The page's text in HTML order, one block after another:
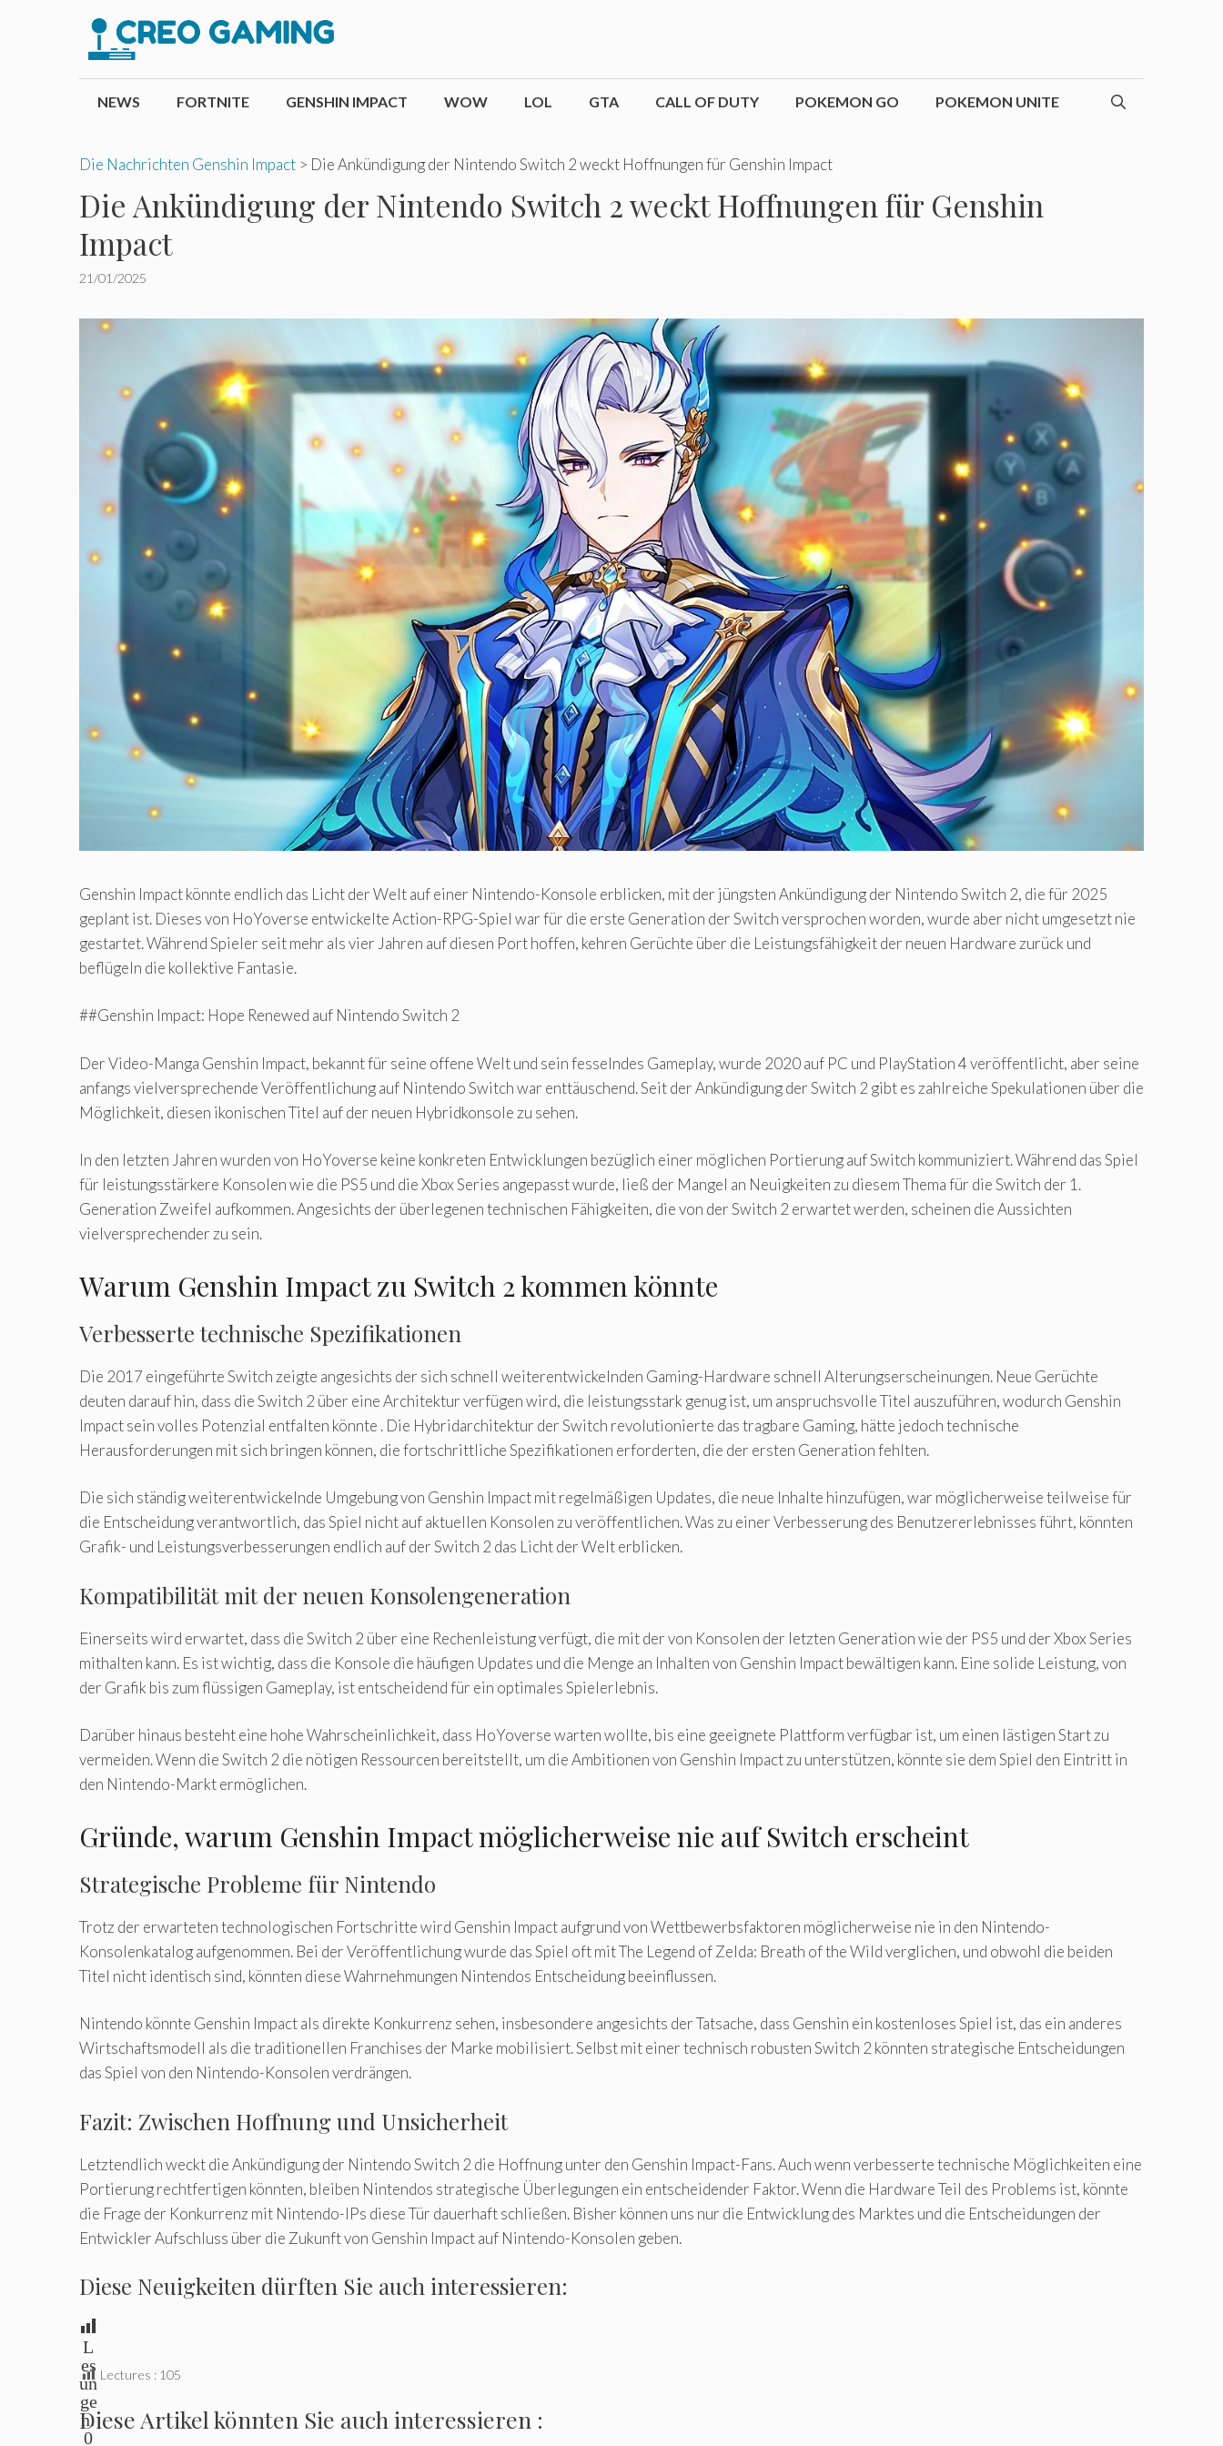
NEWS FORTNITE GENSHIN IMPACT WOW LOL GTA CALL OF DUTY POKEMON GO POKEMON UNITE
Die Nachrichten Genshin Impact > Die Ankündigung der Nintendo Switch 2 weckt Hoffnungen für Genshin Impact
Die Ankündigung der Nintendo Switch 2 weckt Hoffnungen für Genshin
Impact
21/01/2025
Genshin Impact könnte endlich das Licht der Welt auf einer Nintendo-Konsole erblicken, mit der jüngsten Ankündigung der Nintendo Switch 2, die für 2025
geplant ist. Dieses von HoYoverse entwickelte Action-RPG-Spiel war für die erste Generation der Switch versprochen worden, wurde aber nicht umgesetzt nie
gestartet. Während Spieler seit mehr als vier Jahren auf diesen Port hoffen, kehren Gerüchte über die Leistungsfähigkeit der neuen Hardware zurück und
beflügeln die kollektive Fantasie.
##Genshin Impact: Hope Renewed auf Nintendo Switch 2
Der Video-Manga Genshin Impact, bekannt für seine offene Welt und sein fesselndes Gameplay, wurde 2020 auf PC und PlayStation 4 veröffentlicht, aber seine
anfangs vielversprechende Veröffentlichung auf Nintendo Switch war enttäuschend. Seit der Ankündigung der Switch 2 gibt es zahlreiche Spekulationen über die
Möglichkeit, diesen ikonischen Titel auf der neuen Hybridkonsole zu sehen.
In den letzten Jahren wurden von HoYoverse keine konkreten Entwicklungen bezüglich einer möglichen Portierung auf Switch kommuniziert. Während das Spiel
für leistungsstärkere Konsolen wie die PS5 und die Xbox Series angepasst wurde, ließ der Mangel an Neuigkeiten zu diesem Thema für die Switch der 1.
Generation Zweifel aufkommen. Angesichts der überlegenen technischen Fähigkeiten, die von der Switch 2 erwartet werden, scheinen die Aussichten
vielversprechender zu sein.
Warum Genshin Impact zu Switch 2 kommen könnte
Verbesserte technische Spezifikationen
Die 2017 eingeführte Switch zeigte angesichts der sich schnell weiterentwickelnden Gaming-Hardware schnell Alterungserscheinungen. Neue Gerüchte
deuten darauf hin, dass die Switch 2 über eine Architektur verfügen wird, die leistungsstark genug ist, um anspruchsvolle Titel auszuführen, wodurch Genshin
Impact sein volles Potenzial entfalten könnte . Die Hybridarchitektur der Switch revolutionierte das tragbare Gaming, hätte jedoch technische
Herausforderungen mit sich bringen können, die fortschrittliche Spezifikationen erforderten, die der ersten Generation fehlten.
Die sich ständig weiterentwickelnde Umgebung von Genshin Impact mit regelmäßigen Updates, die neue Inhalte hinzufügen, war möglicherweise teilweise für
die Entscheidung verantwortlich, das Spiel nicht auf aktuellen Konsolen zu veröffentlichen. Was zu einer Verbesserung des Benutzererlebnisses führt, könnten
Grafik- und Leistungsverbesserungen endlich auf der Switch 2 das Licht der Welt erblicken.
Kompatibilität mit der neuen Konsolengeneration
Einerseits wird erwartet, dass die Switch 2 über eine Rechenleistung verfügt, die mit der von Konsolen der letzten Generation wie der PS5 und der Xbox Series
mithalten kann. Es ist wichtig, dass die Konsole die häufigen Updates und die Menge an Inhalten von Genshin Impact bewältigen kann. Eine solide Leistung, von
der Grafik bis zum flüssigen Gameplay, ist entscheidend für ein optimales Spielerlebnis.
Darüber hinaus besteht eine hohe Wahrscheinlichkeit, dass HoYoverse warten wollte, bis eine geeignete Plattform verfügbar ist, um einen lästigen Start zu
vermeiden. Wenn die Switch 2 die nötigen Ressourcen bereitstellt, um die Ambitionen von Genshin Impact zu unterstützen, könnte sie dem Spiel den Eintritt in
den Nintendo-Markt ermöglichen.
Gründe, warum Genshin Impact möglicherweise nie auf Switch erscheint
Strategische Probleme für Nintendo
Trotz der erwarteten technologischen Fortschritte wird Genshin Impact aufgrund von Wettbewerbsfaktoren möglicherweise nie in den Nintendo-
Konsolenkatalog aufgenommen. Bei der Veröffentlichung wurde das Spiel oft mit The Legend of Zelda: Breath of the Wild verglichen, und obwohl die beiden
Titel nicht identisch sind, könnten diese Wahrnehmungen Nintendos Entscheidung beeinflussen.
Nintendo könnte Genshin Impact als direkte Konkurrenz sehen, insbesondere angesichts der Tatsache, dass Genshin ein kostenloses Spiel ist, das ein anderes
Wirtschaftsmodell als die traditionellen Franchises der Marke mobilisiert. Selbst mit einer technisch robusten Switch 2 könnten strategische Entscheidungen
das Spiel von den Nintendo-Konsolen verdrängen.
Fazit: Zwischen Hoffnung und Unsicherheit
Letztendlich weckt die Ankündigung der Nintendo Switch 2 die Hoffnung unter den Genshin Impact-Fans. Auch wenn verbesserte technische Möglichkeiten eine
Portierung rechtfertigen könnten, bleiben Nintendos strategische Überlegungen ein entscheidender Faktor. Wenn die Hardware Teil des Problems ist, könnte
die Frage der Konkurrenz mit Nintendo-IPs diese Tür dauerhaft schließen. Bisher können uns nur die Entwicklung des Marktes und die Entscheidungen der
Entwickler Aufschluss über die Zukunft von Genshin Impact auf Nintendo-Konsolen geben.
Diese Neuigkeiten dürften Sie auch interessieren:
L
es
un
ge
n:
0
Lectures : 105
Diese Artikel könnten Sie auch interessieren :